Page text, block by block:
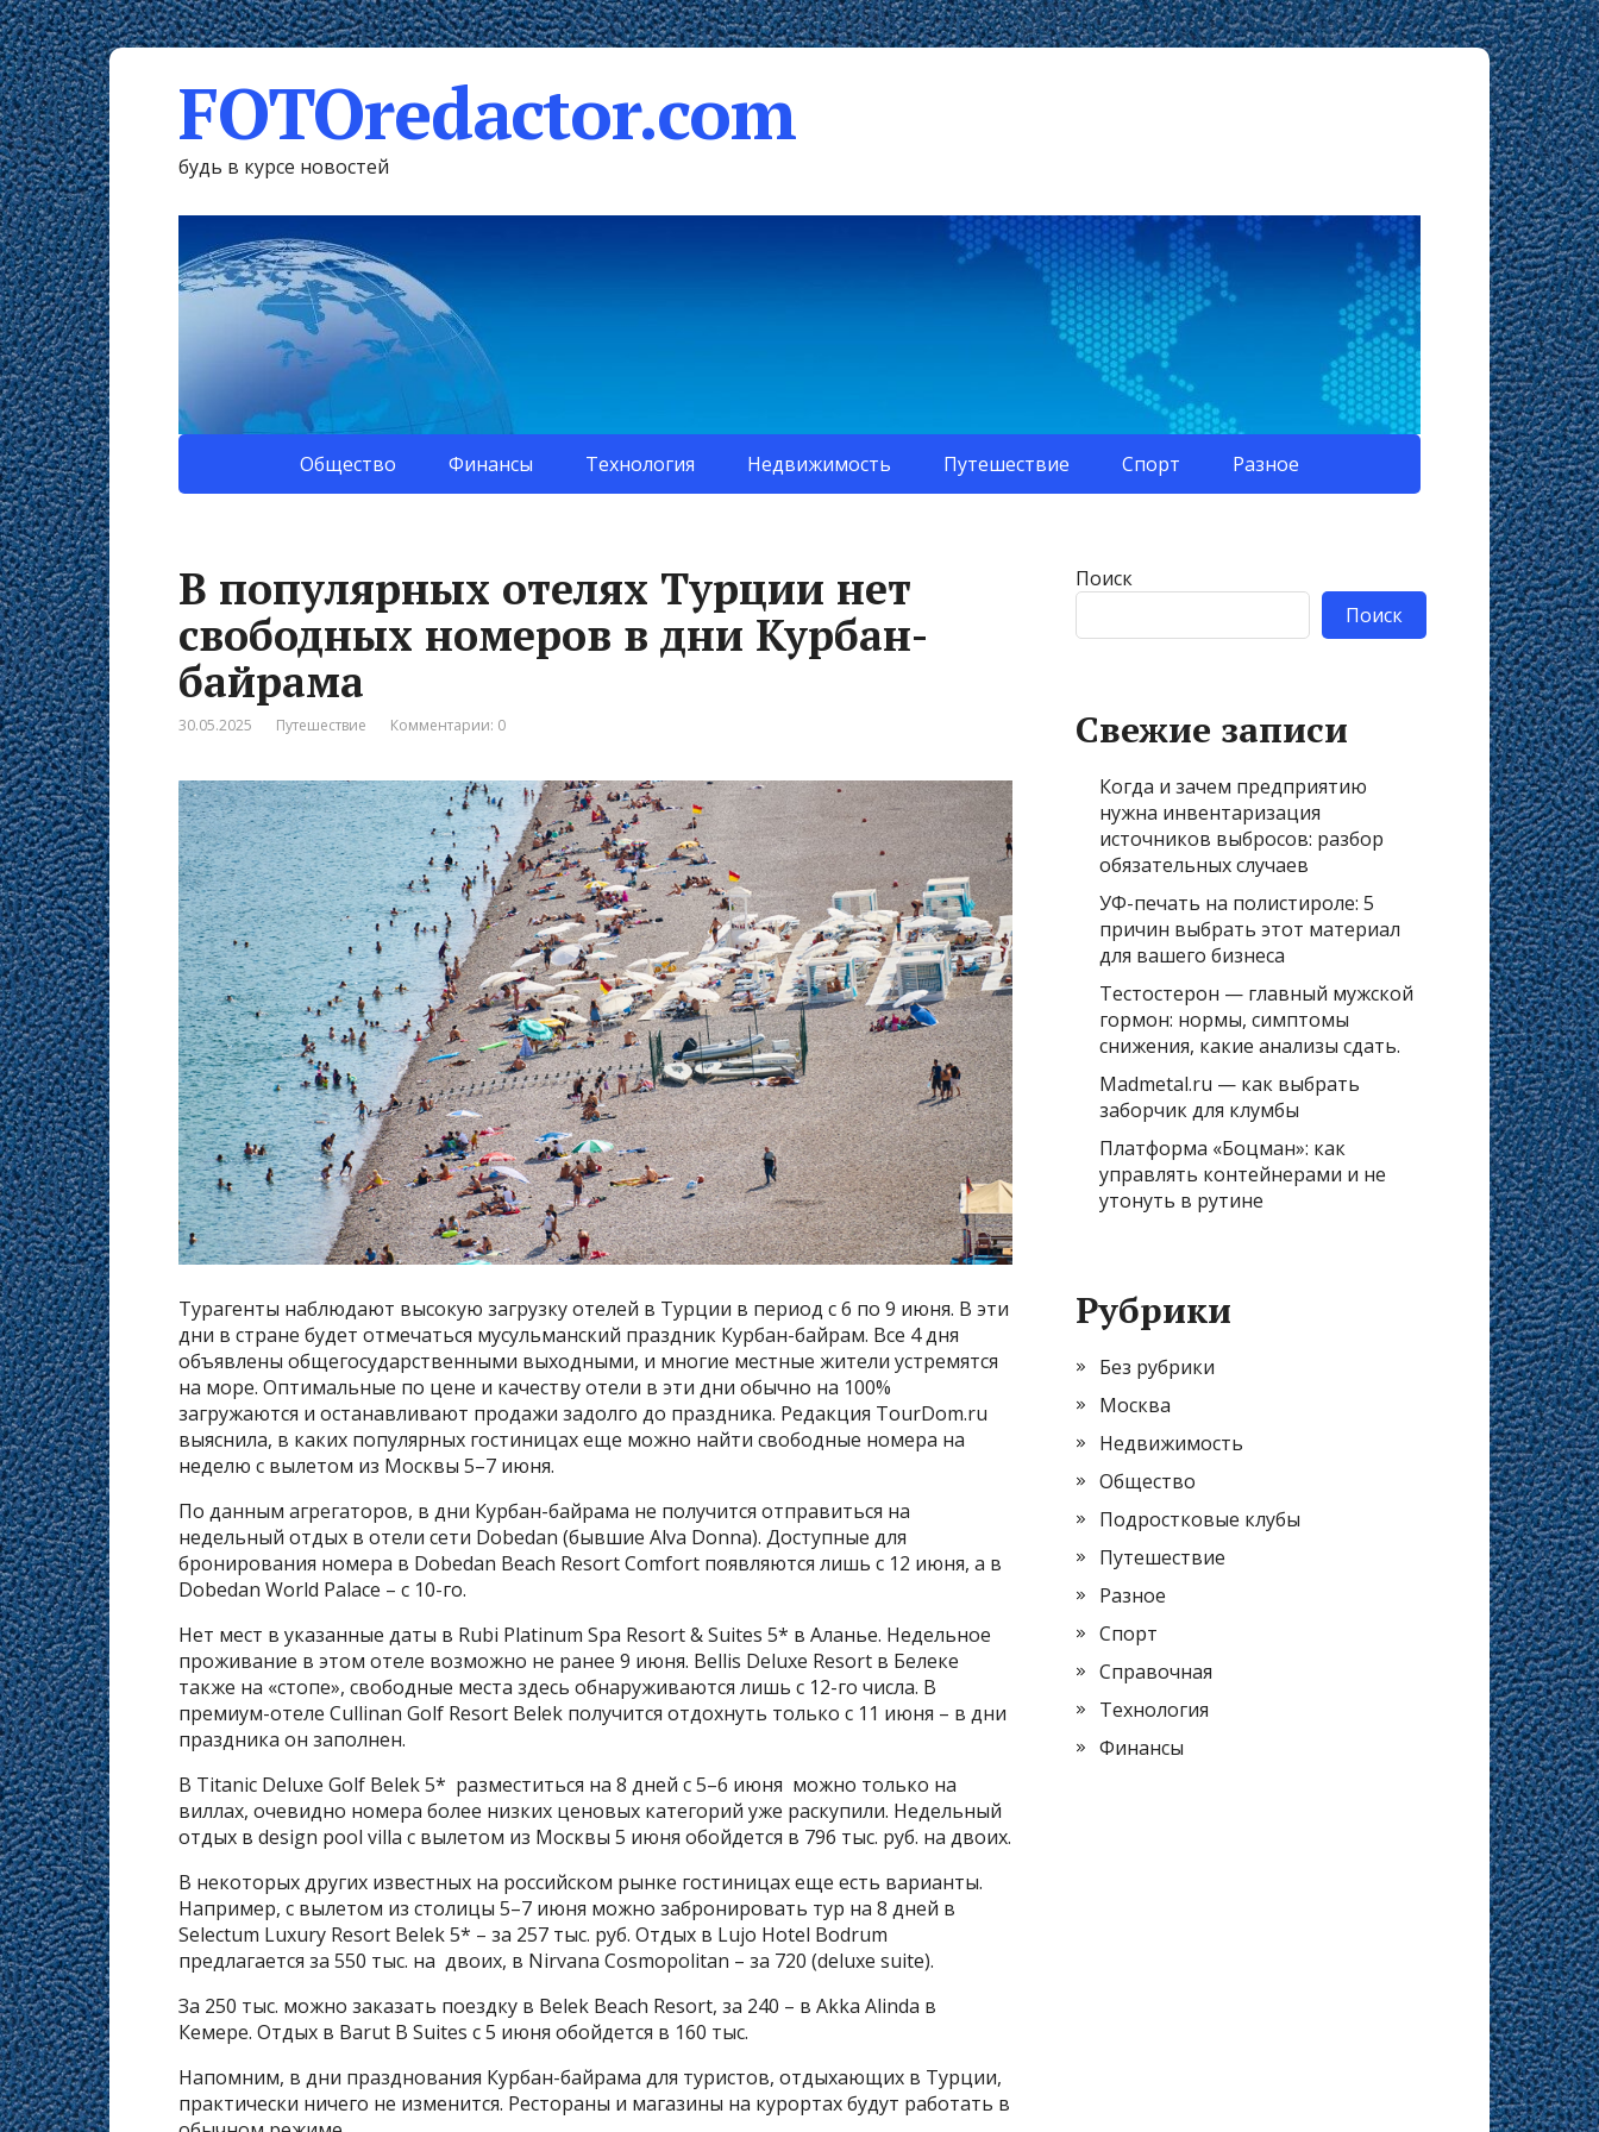
FOTOredactor.com
будь в курсе новостей
Общество Финансы Технология Недвижимость Путешествие Спорт Разное
В популярных отелях Турции нет
свободных номеров в дни Курбан-
байрама
30.05.2025 Путешествие Комментарии: 0
Турагенты наблюдают высокую загрузку отелей в Турции в период с 6 по 9 июня. В эти
дни в стране будет отмечаться мусульманский праздник Курбан-байрам. Все 4 дня
объявлены общегосударственными выходными, и многие местные жители устремятся
на море. Оптимальные по цене и качеству отели в эти дни обычно на 100%
загружаются и останавливают продажи задолго до праздника. Редакция TourDom.ru
выяснила, в каких популярных гостиницах еще можно найти свободные номера на
неделю с вылетом из Москвы 5–7 июня.
По данным агрегаторов, в дни Курбан-байрама не получится отправиться на
недельный отдых в отели сети Dobedan (бывшие Alva Donna). Доступные для
бронирования номера в Dobedan Beach Resort Comfort появляются лишь с 12 июня, а в
Dobedan World Palace – с 10-го.
Нет мест в указанные даты в Rubi Platinum Spa Resort & Suites 5* в Аланье. Недельное
проживание в этом отеле возможно не ранее 9 июня. Bellis Deluxe Resort в Белеке
также на «стопе», свободные места здесь обнаруживаются лишь с 12-го числа. В
премиум-отеле Cullinan Golf Resort Belek получится отдохнуть только с 11 июня – в дни
праздника он заполнен.
В Titanic Deluxe Golf Belek 5* разместиться на 8 дней с 5–6 июня можно только на
виллах, очевидно номера более низких ценовых категорий уже раскупили. Недельный
отдых в design pool villa с вылетом из Москвы 5 июня обойдется в 796 тыс. руб. на двоих.
В некоторых других известных на российском рынке гостиницах еще есть варианты.
Например, с вылетом из столицы 5–7 июня можно забронировать тур на 8 дней в
Selectum Luxury Resort Belek 5* – за 257 тыс. руб. Отдых в Lujo Hotel Bodrum
предлагается за 550 тыс. на двоих, в Nirvana Cosmopolitan – за 720 (deluxe suite).
За 250 тыс. можно заказать поездку в Belek Beach Resort, за 240 – в Akka Alinda в
Кемере. Отдых в Barut B Suites с 5 июня обойдется в 160 тыс.
Напомним, в дни празднования Курбан-байрама для туристов, отдыхающих в Турции,
практически ничего не изменится. Рестораны и магазины на курортах будут работать в
Поиск
Поиск
Свежие записи
Когда и зачем предприятию
нужна инвентаризация
источников выбросов: разбор
обязательных случаев
УФ-печать на полистироле: 5
причин выбрать этот материал
для вашего бизнеса
Тестостерон — главный мужской
гормон: нормы, симптомы
снижения, какие анализы сдать.
Madmetal.ru — как выбрать
заборчик для клумбы
Платформа «Боцман»: как
управлять контейнерами и не
утонуть в рутине
Рубрики
Без рубрики
Москва
Недвижимость
Общество
Подростковые клубы
Путешествие
Разное
Спорт
Справочная
Технология
Финансы